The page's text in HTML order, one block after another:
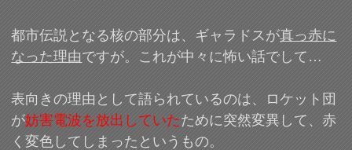
都市伝説となる核の部分は、ギャラドスが真っ赤に
なった理由ですが。これが中々に怖い話でして…
表向きの理由として語られているのは、ロケット団
が妨害電波を放出していたために突然変異して、赤
く変色してしまったというもの。